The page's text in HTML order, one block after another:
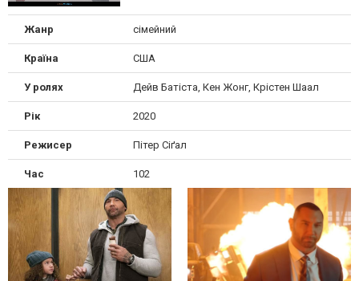
Жанр сімейний
Країна США
У ролях Дейв Батіста, Кен Жонг, Крістен Шаал
Рік 2020
Режисер Пітер Сіґал
Час 102